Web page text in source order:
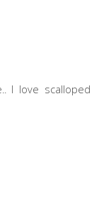
I love scalloped